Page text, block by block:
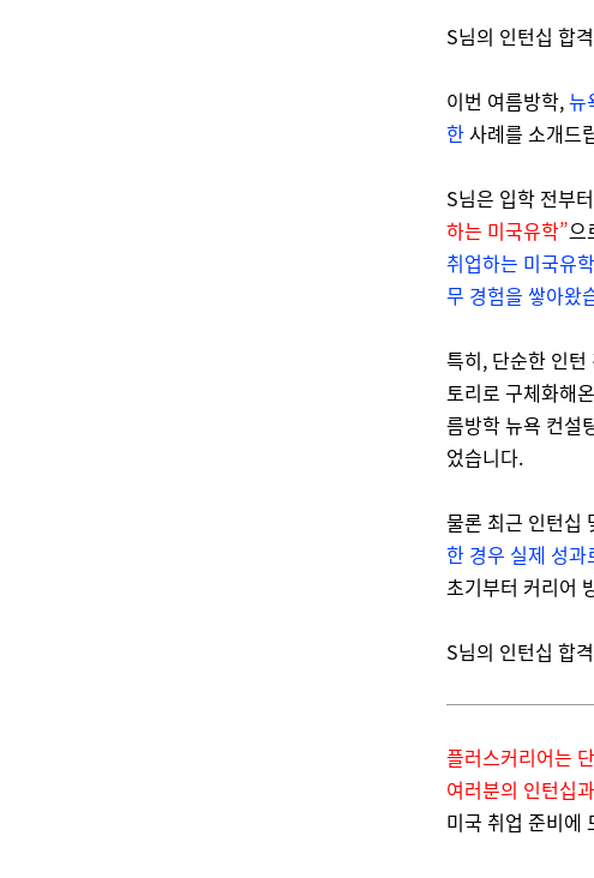
S님의 인턴십 합
이번 여름방학,뉴
한사례를 소개드
S님은 입학 전부
하는 미국유학”으
취업하는 미국유
무 경험을 쌓아왔
특히, 단순한 인
토리로 구체화해
름방학 뉴욕 컨설
었습니다.
물론 최근 인턴십
한 경우 실제 성
초기부터 커리어
S님의 인턴십 합
플러스커리어는
여러분의 인턴십
미국 취업 준비에